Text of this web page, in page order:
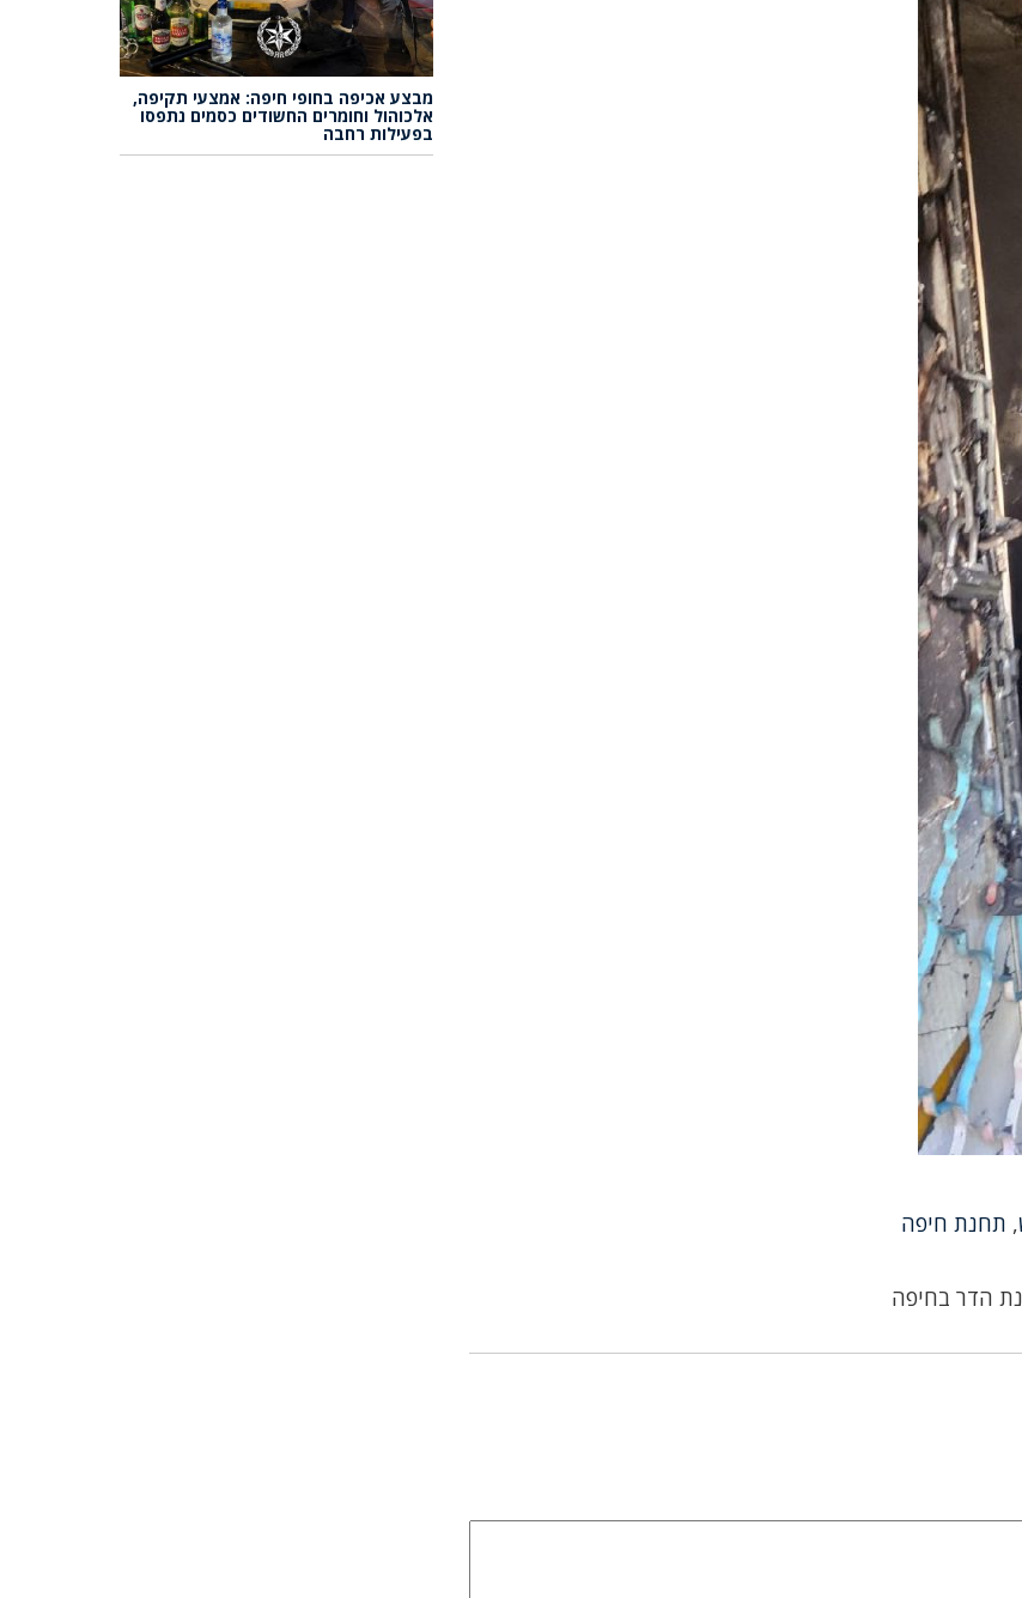
, תחנת חיפה
הדר בחיפה
מבצע אכיפה בחופי חיפה: אמצעי תקיפה,
אלכוהול וחומרים החשודים כסמים נתפסו
בפעילות רחבה